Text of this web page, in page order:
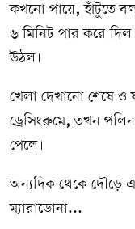
কখনো পায়ে,হাঁটুতে
৬ মিনিট পার করে
উঠল।
খেলা দেখানো শেষে
ড্রেসিংরুমে,তখন
পেলে।
অন্যদিক থেকে দৌড়ে
ম্যারাডোনা...